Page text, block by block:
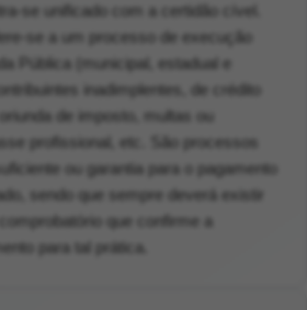
se unificado com a certidão cível.
se a um processo de execução
Pública (municipal, estadual e
inadimplentes, de crédito
de imposto, multas ou
profissional, etc. São processos
ou garantia para o pagamento
sendo que sempre deverá existir
que confirme a
para tal prática.